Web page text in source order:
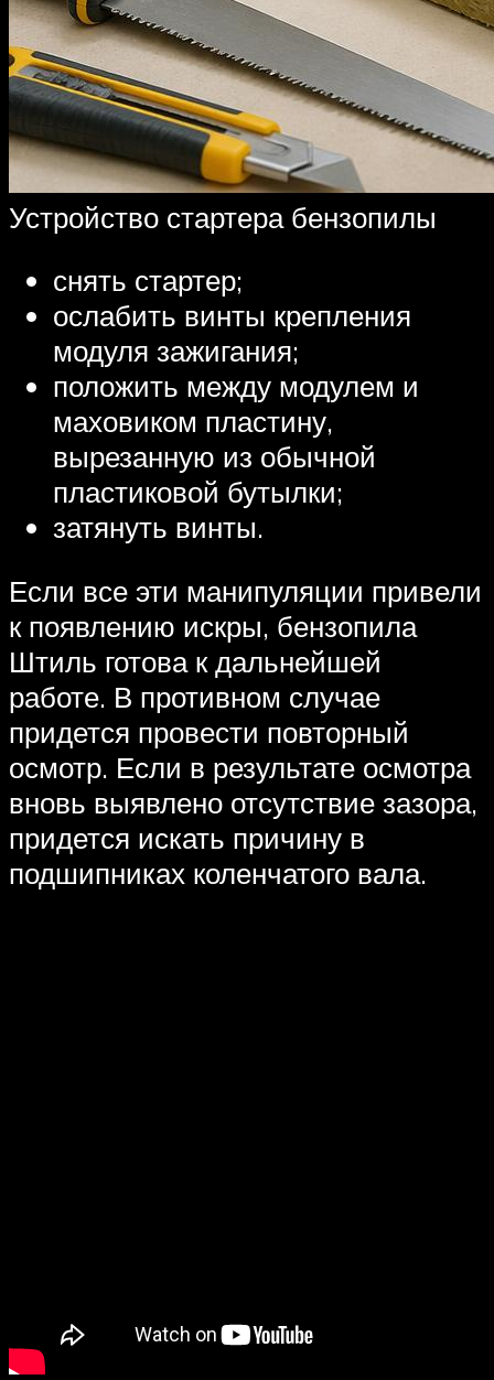
Устройство стартера бензопилы
снять стартер;
ослабить винты крепления
модуля зажигания;
положить между модулем и
маховиком пластину,
вырезанную из обычной
пластиковой бутылки;
затянуть винты.
Если все эти манипуляции привели
к появлению искры, бензопила
Штиль готова к дальнейшей
работе. В противном случае
придется провести повторный
осмотр. Если в результате осмотра
вновь выявлено отсутствие зазора,
придется искать причину в
подшипниках коленчатого вала.